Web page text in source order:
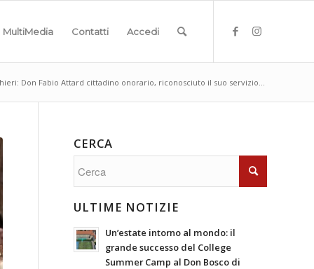
MultiMedia Contatti Accedi
Don Fabio Attard cittadino onorario, riconosciuto il suo servizio...
CERCA
ULTIME NOTIZIE
Un’estate intorno al mondo: il
grande successo del College
Summer Camp al Don Bosco di